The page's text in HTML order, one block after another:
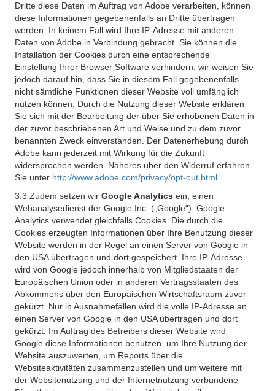
Dritte diese Daten im Auftrag von Adobe verarbeiten, können
diese Informationen gegebenenfalls an Dritte übertragen
werden. In keinem Fall wird Ihre IP-Adresse mit anderen
Daten von Adobe in Verbindung gebracht. Sie können die
Installation der Cookies durch eine entsprechende
Einstellung Ihrer Browser Software verhindern; wir weisen Sie
jedoch darauf hin, dass Sie in diesem Fall gegebenenfalls
nicht sämtliche Funktionen dieser Website voll umfänglich
nutzen können. Durch die Nutzung dieser Website erklären
Sie sich mit der Bearbeitung der über Sie erhobenen Daten in
der zuvor beschriebenen Art und Weise und zu dem zuvor
benannten Zweck einverstanden. Der Datenerhebung durch
Adobe kann jederzeit mit Wirkung für die Zukunft
widersprochen werden. Näheres über den Widerruf erfahren
Sie unter http://www.adobe.com/privacy/opt-out.html
3.3 Zudem setzen wir Google Analytics ein, einen
Webanalysedienst der Google Inc. („Google“). Google
Analytics verwendet gleichfalls Cookies. Die durch die
Cookies erzeugten Informationen über Ihre Benutzung dieser
Website werden in der Regel an einen Server von Google in
den USA übertragen und dort gespeichert. Ihre IP-Adresse
wird von Google jedoch innerhalb von Mitgliedstaaten der
Europäischen Union oder in anderen Vertragsstaaten des
Abkommens über den Europäischen Wirtschaftsraum zuvor
gekürzt. Nur in Ausnahmefällen wird die volle IP-Adresse an
einen Server von Google in den USA übertragen und dort
gekürzt. Im Auftrag des Betreibers dieser Website wird
Google diese Informationen benutzen, um Ihre Nutzung der
Website auszuwerten, um Reports über die
Websiteaktivitäten zusammenzustellen und um weitere mit
der Websitenutzung und der Internetnutzung verbundene